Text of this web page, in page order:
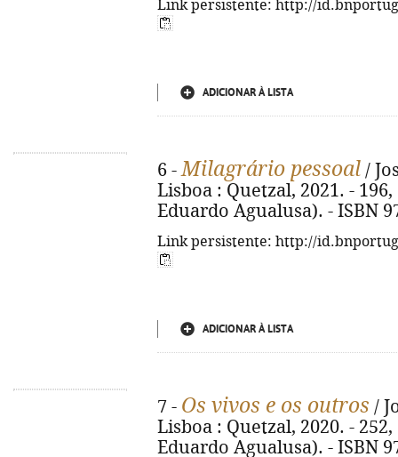
Link persistente: http://
ADICIONAR À LISTA
6 -Milagrário pessoal /
Lisboa : Quetzal, 2021. -
Eduardo Agualusa). - ISBN
Link persistente: http://
ADICIONAR À LISTA
7 - Os vivos e os outros /
Lisboa : Quetzal, 2020. -
Eduardo Agualusa). - ISBN